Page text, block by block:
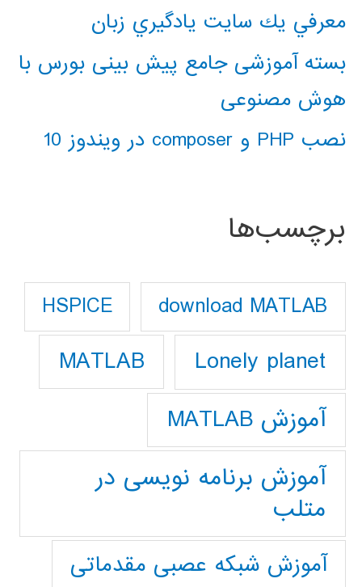
معرفي يك سايت يادگيري زبان
بسته آموزشی جامع پیش بینی بورس با
هوش مصنوعی
نصب PHP و composer در ویندوز 10
برچسب‌ها
download MATLAB
HSPICE
Lonely planet
MATLAB
آموزش MATLAB
آموزش برنامه نویسی در
متلب
آموزش شبکه عصبی مقدماتی